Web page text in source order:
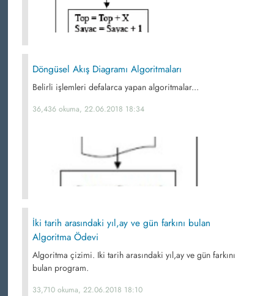
Döngüsel Akış Diagramı Algoritmaları
Belirli işlemleri defalarca yapan algoritmalar...
36,436 okuma, 22.06.2018 18:34
İki tarih arasındaki yıl,ay ve gün farkını bulan
Algoritma Ödevi
Algoritma çizimi. Iki tarih arasındaki yıl,ay ve gün farkını
bulan program.
33,710 okuma, 22.06.2018 18:10